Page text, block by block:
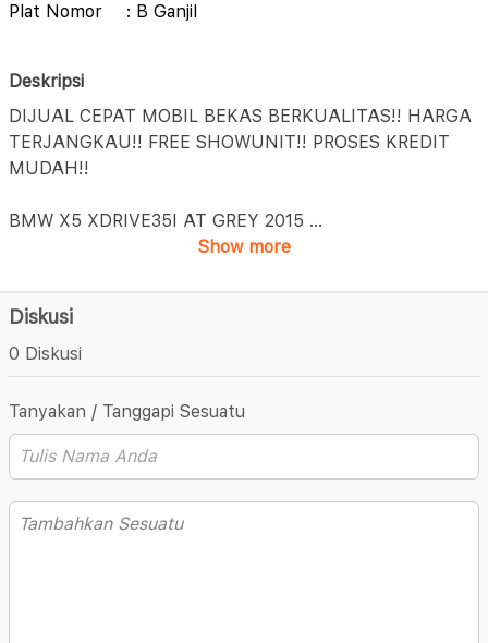
Plat Nomor
: B Ganjil
Deskripsi
DIJUAL CEPAT MOBIL BEKAS BERKUALITAS!! HARGA
TERJANGKAU!! FREE SHOWUNIT!! PROSES KREDIT
MUDAH!!
BMW X5 XDRIVE35I AT GREY 2015 ...
Show more
Diskusi
0 Diskusi
Tanyakan / Tanggapi Sesuatu